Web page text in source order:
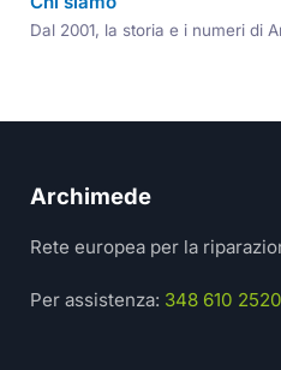
Dal 2001, la storia e i numeri di
Archimede
Rete europea per la
Per assistenza: 348 610 2520